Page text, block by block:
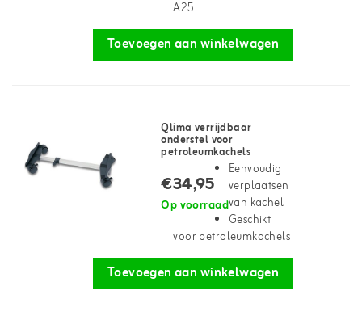
A25
Toevoegen aan winkelwagen
Qlima verrijdbaar
onderstel voor
petroleumkachels
€34,95
Op voorraad
Eenvoudig
verplaatsen
van kachel
Geschikt
voor petroleumkachels
Toevoegen aan winkelwagen